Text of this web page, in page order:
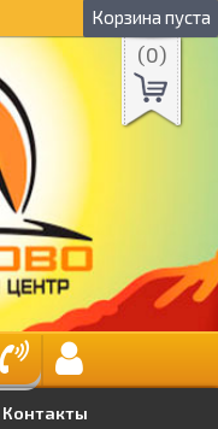
Корзина пуста
(0)
Контакты